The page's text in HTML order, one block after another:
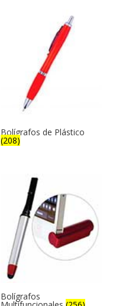
Bolígrafos de Plástico
(208)
Bolígrafos